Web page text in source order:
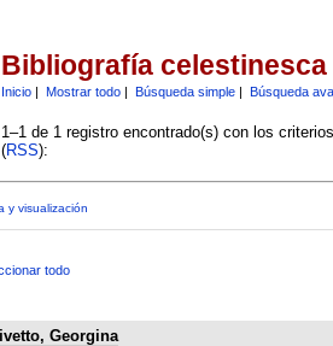
Bibliografía celestinesca
Inicio| Mostrar todo| Búsqueda simple| Búsqueda
1–1 de 1 registro encontrado(s) con los
(RSS):
y visualización
todo
Georgina